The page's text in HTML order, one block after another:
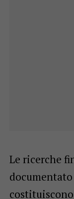
Le ricerche